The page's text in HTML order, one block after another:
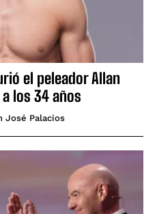
el peleador Allan
los 34 años
José Palacios